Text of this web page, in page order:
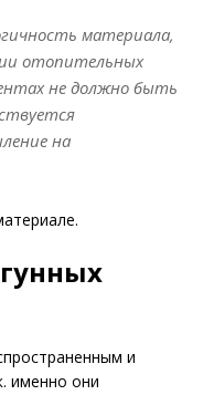
материала,
отопительных
не должно быть
на
и
именно они